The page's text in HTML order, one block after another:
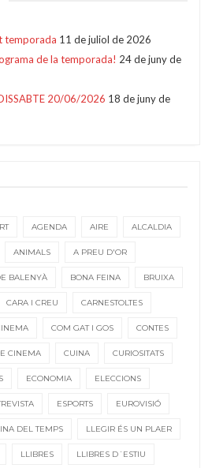
temporada 11 de juliol de 2026
de la temporada! 24 de juny de
20/06/2026 18 de juny de
AGENDA AIRE ALCALDIA
ANIMALS A PREU D'OR
BALENYÀ BONA FEINA BRUIXA
CARA I CREU CARNESTOLTES
COM GAT I GOS CONTES
CINEMA CUINA CURIOSITATS
ECONOMIA ELECCIONS
ESPORTS EUROVISIÓ
DEL TEMPS LLEGIR ÉS UN PLAER
LLIBRES LLIBRES D´ESTIU